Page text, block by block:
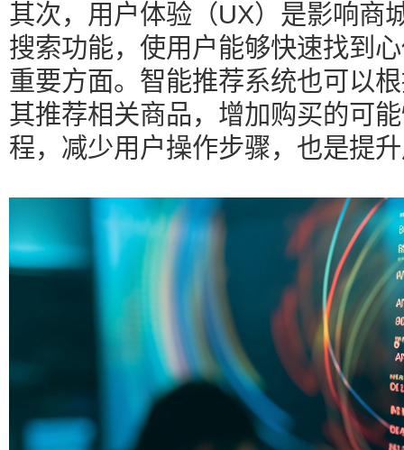
其次，用户体验（UX）是影响商
搜索功能，使用户能够快速找到
重要方面。智能推荐系统也可以
其推荐相关商品，增加购买的可
程，减少用户操作步骤，也是提